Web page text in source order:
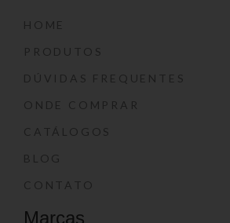
HOME
PRODUTOS
DÚVIDAS FREQUENTES
ONDE COMPRAR
CATÁLOGOS
BLOG
CONTATO
Marcas